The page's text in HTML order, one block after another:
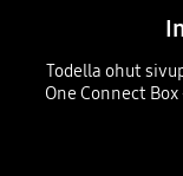
Todella ohut
One Connect